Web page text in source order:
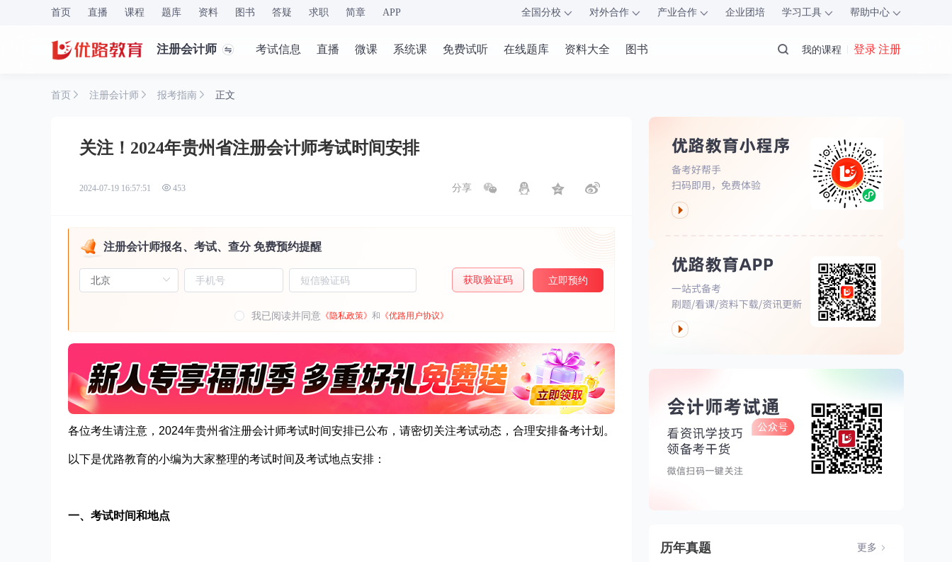
首页 直播 课程 题库 资料 图书 答疑 求职 简章 APP 全国分校 对外合作 产业合作 企业团培 学习工具 帮助中心
注册会计师 考试信息 直播 微课 系统课 免费试听 在线题库 资料大全 图书 我的课程 登录 注册
首页 注册会计师 报考指南 正文
关注！2024年贵州省注册会计师考试时间安排
2024-07-19 16:57:51 453 分享
注册会计师报名、考试、查分 免费预约提醒
获取验证码 立即预约
我已阅读并同意 《隐私政策》 和 《优路用户协议》
各位考生请注意，2024年贵州省注册会计师考试时间安排已公布，请密切关注考试动态，合理安排备考计划。
以下是优路教育的小编为大家整理的考试时间及考试地点安排：
一、考试时间和地点
历年真题 更多